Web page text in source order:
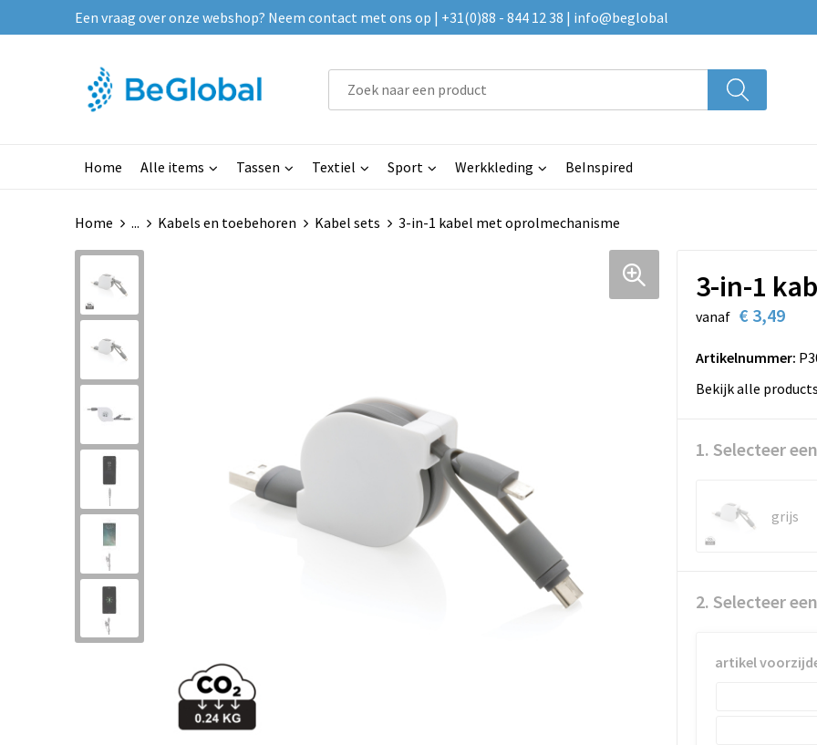
Een vraag over onze webshop? Neem contact met ons op | +31(0)88 - 844 12 38 | info@beglobal
Home Alle items Tassen Textiel Sport Werkkleding BeInspired
Home ... Kabels en toebehoren Kabel sets 3-in-1 kabel met oprolmechanisme
3-in-1
vanaf € 3,49
Artikelnummer:
Bekijk alle
1. Selecteer
grijs
2. Selecteer
artikel